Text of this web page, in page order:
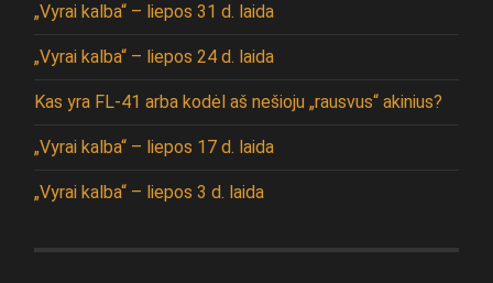
„Vyrai kalba“ – liepos 31 d. laida
„Vyrai kalba“ – liepos 24 d. laida
Kas yra FL-41 arba kodėl aš nešioju „rausvus“ akinius?
„Vyrai kalba“ – liepos 17 d. laida
„Vyrai kalba“ – liepos 3 d. laida